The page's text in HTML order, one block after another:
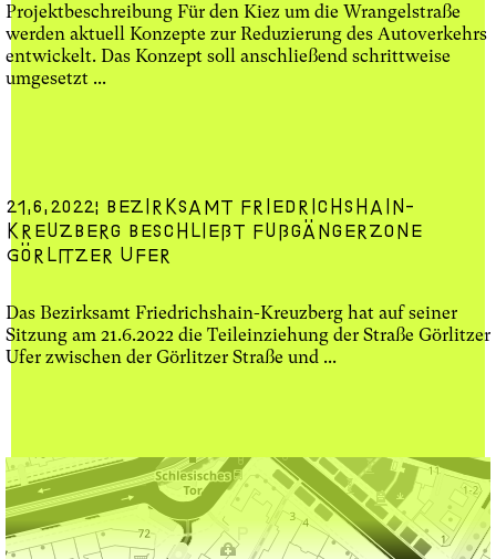
Projektbeschreibung Für den Kiez um die Wrangelstraße
werden aktuell Konzepte zur Reduzierung des Autoverkehrs
entwickelt. Das Konzept soll anschließend schrittweise
umgesetzt ...
21.6.2022: Bezirksamt Friedrichshain-
Kreuzberg beschließt Fußgängerzone
Görlitzer Ufer
Das Bezirksamt Friedrichshain-Kreuzberg hat auf seiner
Sitzung am 21.6.2022 die Teileinziehung der Straße Görlitzer
Ufer zwischen der Görlitzer Straße und ...